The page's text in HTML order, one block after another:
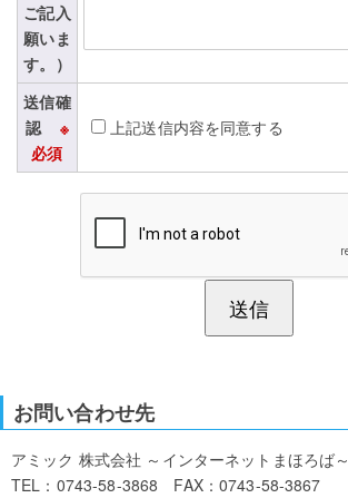
ご記入
願いま
す。）
送信確
認
※
必須
上記送信内容を同意する
お問い合わせ先
アミック 株式会社 ～インターネットまほろば～
TEL：0743-58-3868 FAX：0743-58-3867